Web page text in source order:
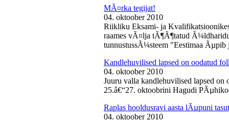
MÃ¤rka tegijat!
04. oktoober 2010
Riikliku Eksami- ja
raames vÃ¤lja tÃ¶Ã¶tatud
tunnustussÃ¼steem "Eestimaa
Kandlehuvilised lapsed on oodatud
04. oktoober 2010
Juuru valla kandlehuvilised lapsed
25.â€“27. oktoobrini Hagudi
Raplas hooldusravi aasta lÃµpuni
04. oktoober 2010